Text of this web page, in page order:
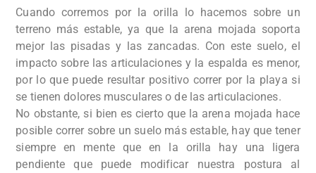
Cuando corremos por la orilla lo hacemos sobre un
terreno más estable, ya que la arena mojada soporta
mejor las pisadas y las zancadas. Con este suelo, el
impacto sobre las articulaciones y la espalda es menor,
por lo que puede resultar positivo correr por la playa si
se tienen dolores musculares o de las articulaciones.
No obstante, si bien es cierto que la arena mojada hace
posible correr sobre un suelo más estable, hay que tener
siempre en mente que en la orilla hay una ligera
pendiente que puede modificar nuestra postura al